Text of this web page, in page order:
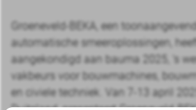
Groeneveld-BEKA, een
automatische smeeroplossingen,
aangekondigd aan bauma 2025, ‘s
vakbeurs voor bouwmachines,
en civiele techniek. Van 7-13 april